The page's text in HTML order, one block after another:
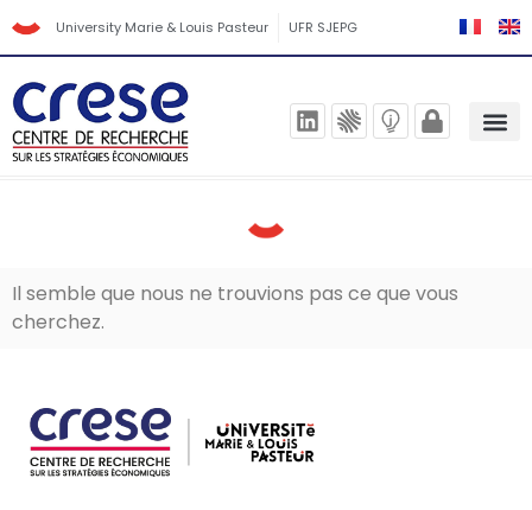
University Marie & Louis Pasteur UFR SJEPG
Il semble que nous ne trouvions pas ce que vous
cherchez.